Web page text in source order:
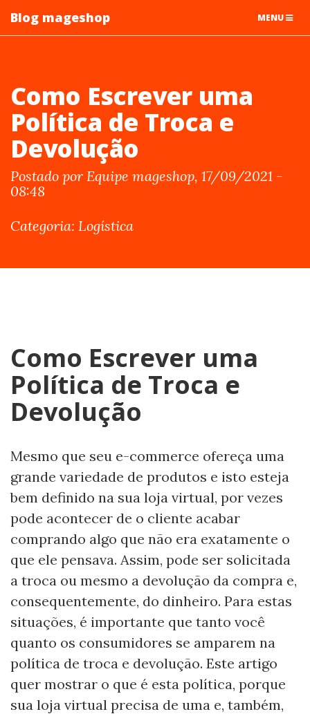
TOGGLE
MENU
Blog mageshop
Como Escrever uma
Política de Troca e
Devolução
Postado por Equipe mageshop, 17/09/2021 -
08:48
Categoria: Logística
Como Escrever uma
Política de Troca e
Devolução
Mesmo que seu e-commerce ofereça uma
grande variedade de produtos e isto esteja
bem definido na sua loja virtual, por vezes
pode acontecer de o cliente acabar
comprando algo que não era exatamente o
que ele pensava. Assim, pode ser solicitada
a troca ou mesmo a devolução da compra e,
consequentemente, do dinheiro. Para estas
situações, é importante que tanto você
quanto os consumidores se amparem na
política de troca e devolução. Este artigo
quer mostrar o que é esta política, porque
sua loja virtual precisa de uma e, também,